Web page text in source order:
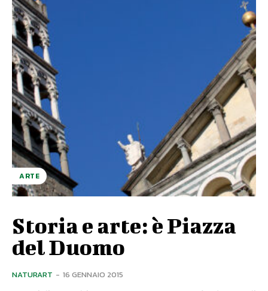
ARTE
Storia e arte: è Piazza
del Duomo
NATURART - 16 GENNAIO 2015